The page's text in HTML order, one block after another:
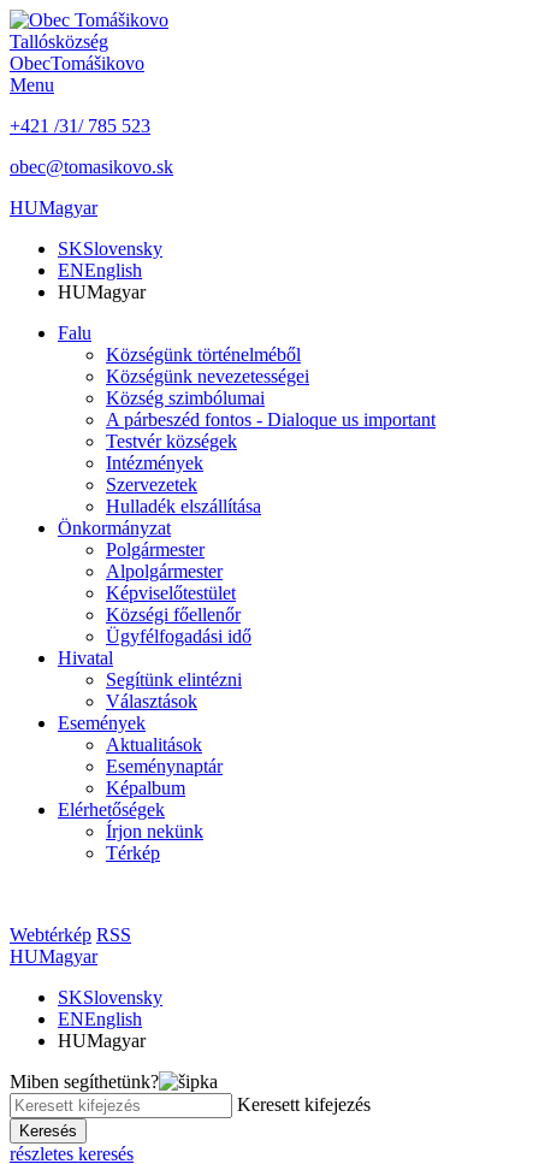
Tallósközség
ObecTomášikovo
Menu
+421 /31/ 785 523
obec@tomasikovo.sk
HUMagyar
SKSlovensky
ENEnglish
HUMagyar
Falu
Községünk történelméből
Községünk nevezetességei
Község szimbólumai
A párbeszéd fontos - Dialoque us important
Testvér községek
Intézmények
Szervezetek
Hulladék elszállítása
Önkormányzat
Polgármester
Alpolgármester
Képviselőtestület
Községi főellenőr
Ügyfélfogadási idő
Hivatal
Segítünk elintézni
Választások
Események
Aktualitások
Eseménynaptár
Képalbum
Elérhetőségek
Írjon nekünk
Térkép
Webtérkép RSS
HUMagyar
SKSlovensky
ENEnglish
HUMagyar
Miben segíthetünk?
Keresett kifejezés
Keresés
részletes keresés